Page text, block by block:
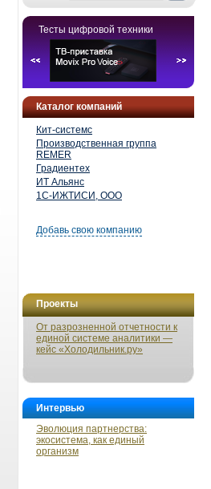
Тесты цифровой техники
Каталог компаний
Кит-системс
Производственная группа
REMER
Градиентех
ИТ Альянс
1С-ИЖТИСИ, ООО
Добавь свою компанию
Проекты
От разрозненной отчетности к
единой системе аналитики —
кейс «Холодильник.ру»
Интервью
Эволюция партнерства:
экосистема, как единый
организм